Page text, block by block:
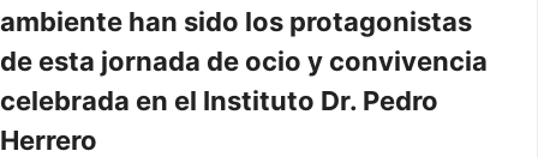
ambiente han sido los protagonistas
de esta jornada de ocio y convivencia
celebrada en el Instituto Dr. Pedro
Herrero